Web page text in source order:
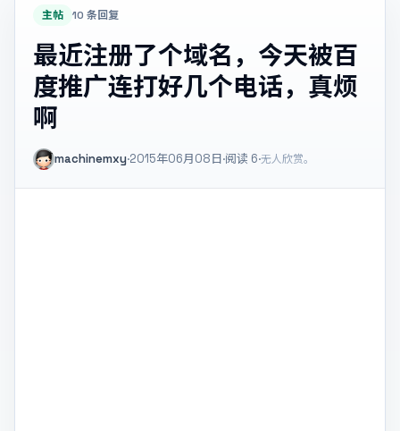
主帖 10 条回复
最近注册了个域名，今天被百
度推广连打好几个电话，真烦
啊
machinemxy·2015年06月08日·阅读 6·无人欣赏。